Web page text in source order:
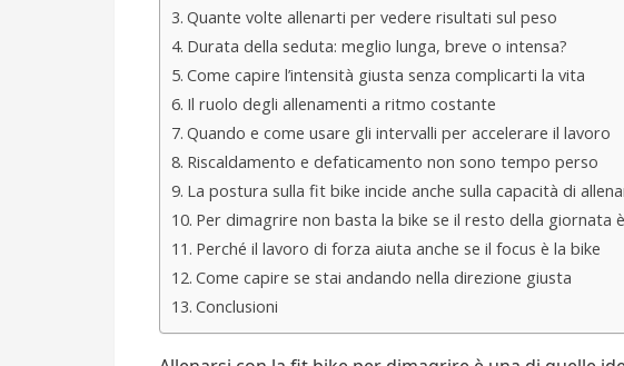
Quante volte allenarti per vedere risultati sul peso
Durata della seduta: meglio lunga, breve o intensa?
Come capire l’intensità giusta senza complicarti la vita
Il ruolo degli allenamenti a ritmo costante
Quando e come usare gli intervalli per accelerare il lavoro
Riscaldamento e defaticamento non sono tempo perso
La postura sulla fit bike incide anche sulla capacità di
Per dimagrire non basta la bike se il resto della giornata
Perché il lavoro di forza aiuta anche se il focus è la bike
Come capire se stai andando nella direzione giusta
Conclusioni